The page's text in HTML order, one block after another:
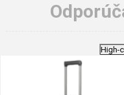
High-